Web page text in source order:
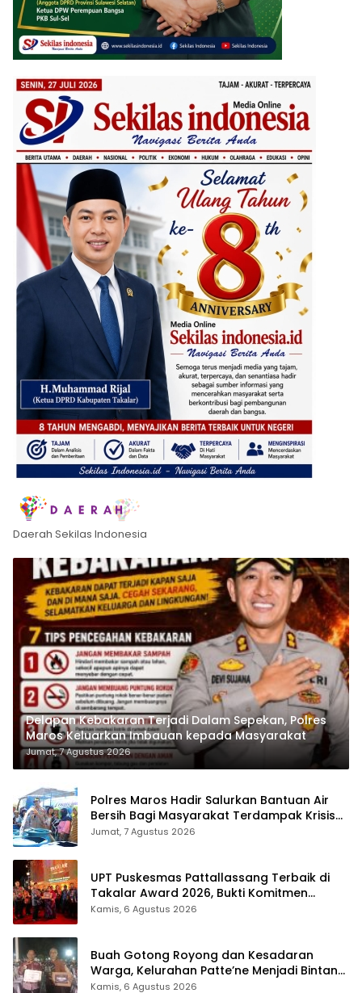
Daerah Sekilas Indonesia
Delapan Kebakaran Terjadi Dalam Sepekan, Polres
Maros Keluarkan Imbauan kepada Masyarakat
Jumat, 7 Agustus 2026
Polres Maros Hadir Salurkan Bantuan Air
Bersih Bagi Masyarakat Terdampak Krisis
Air Bersih Di Maros
Jumat, 7 Agustus 2026
UPT Puskesmas Pattallassang Terbaik di
Takalar Award 2026, Bukti Komitmen
Hadirkan Pelayanan Kesehatan Berkualitas
Kamis, 6 Agustus 2026
Buah Gotong Royong dan Kesadaran
Warga, Kelurahan Patte’ne Menjadi Bintang
Takalar Award 2026
Kamis, 6 Agustus 2026